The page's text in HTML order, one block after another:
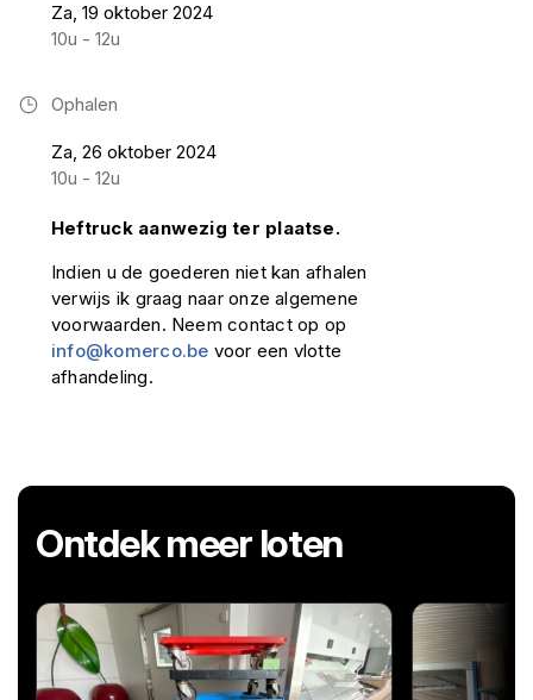
Za, 19 oktober 2024
10u - 12u
Ophalen
Za, 26 oktober 2024
10u - 12u
Heftruck aanwezig ter plaatse.
Indien u de goederen niet kan afhalen
verwijs ik graag naar onze algemene
voorwaarden. Neem contact op op
info@komerco.be voor een vlotte
afhandeling.
Ontdek meer loten